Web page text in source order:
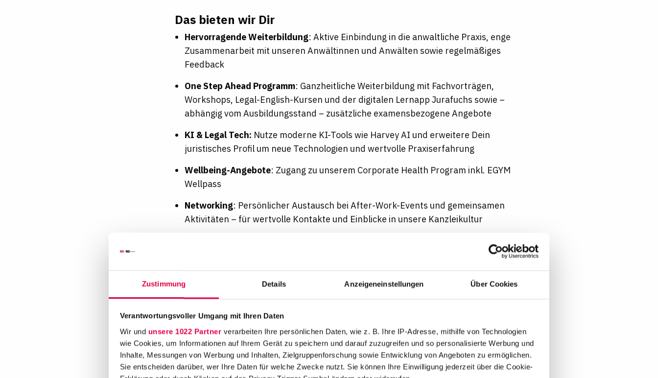
Zustimmung Details Anzeigeneinstellungen Über Cookies
Verantwortungsvoller Umgang mit Ihren Daten
Wir und unsere 1022 Partner verarbeiten Ihre persönlichen Daten, wie z. B. Ihre IP-Adresse, mithilfe von Technologien
wie Cookies, um Informationen auf Ihrem Gerät zu speichern und darauf zuzugreifen und so personalisierte Werbung und
Inhalte, Messungen von Werbung und Inhalten, Zielgruppenforschung sowie Entwicklung von Angeboten zu ermöglichen.
Sie entscheiden darüber, wer Ihre Daten für welche Zwecke nutzt. Sie können Ihre Einwilligung jederzeit über die Cookie-
Das bieten wir Dir
Hervorragende Weiterbildung: Aktive Einbindung in die anwaltliche Praxis, enge
Zusammenarbeit mit unseren Anwältinnen und Anwälten sowie regelmäßiges
Feedback
One Step Ahead Programm: Ganzheitliche Weiterbildung mit Fachvorträgen,
Workshops, Legal-English-Kursen und der digitalen Lernapp Jurafuchs sowie –
abhängig vom Ausbildungsstand – zusätzliche examensbezogene Angebote
KI & Legal Tech: Nutze moderne KI-Tools wie Harvey AI und erweitere Dein
juristisches Profil um neue Technologien und wertvolle Praxiserfahrung
Wellbeing-Angebote: Zugang zu unserem Corporate Health Program inkl. EGYM
Wellpass
Networking: Persönlicher Austausch bei After-Work-Events und gemeinsamen
Aktivitäten – für wertvolle Kontakte und Einblicke in unsere Kanzleikultur
verbinden möchten. Bewirb Dich jetzt und werde Teil eines Teams, das Exzellenz
lebt und Deine Entwicklung fördert.
Für uns zählen Qualifikation, Persönlichkeit und Perspektive. Bewerbungen sind
Religion oder Weltanschauung sowie sexueller Orientierung und Identität
willkommen.
Benefits